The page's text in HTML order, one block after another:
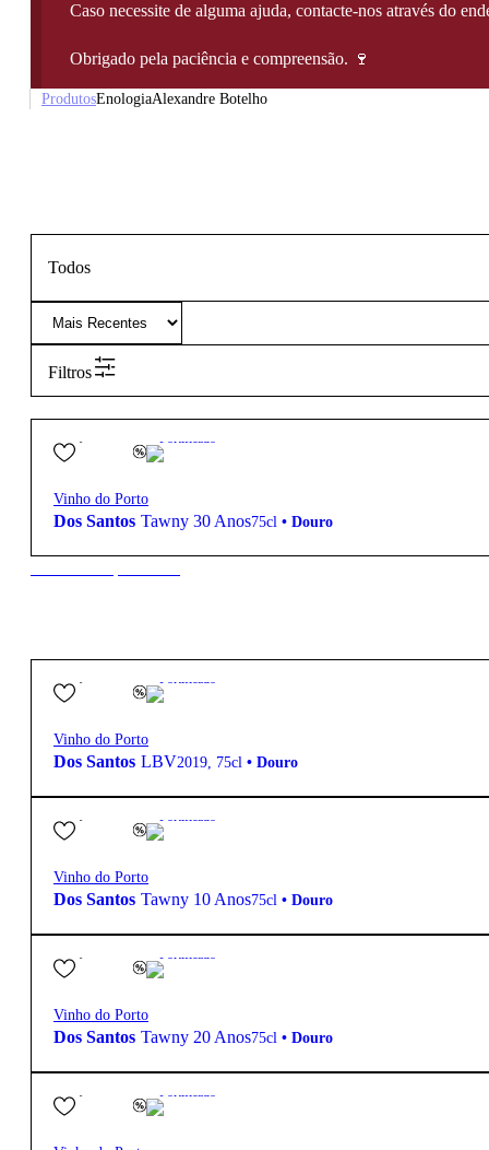
Caso necessite de alguma ajuda, contacte-nos através do
Obrigado pela paciência e compreensão. 🍷
ProdutosEnologiaAlexandre Botelho
Todos
Filtros
84,40€ Fortificado
Vinho do Porto
Dos Santos Tawny 30 Anos75cl • Douro
23,90€ Fortificado
Vinho do Porto
Dos Santos LBV2019, 75cl • Douro
29,80€ Fortificado
Vinho do Porto
Dos Santos Tawny 10 Anos75cl • Douro
47,70€ Fortificado
Vinho do Porto
Dos Santos Tawny 20 Anos75cl • Douro
22,30€ Fortificado